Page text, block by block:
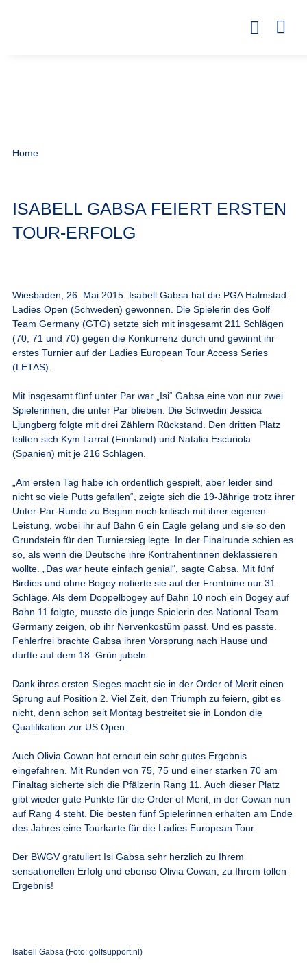
Home
ISABELL GABSA FEIERT ERSTEN
TOUR-ERFOLG
Wiesbaden, 26. Mai 2015. Isabell Gabsa hat die PGA Halmstad
Ladies Open (Schweden) gewonnen. Die Spielerin des Golf
Team Germany (GTG) setzte sich mit insgesamt 211 Schlägen
(70, 71 und 70) gegen die Konkurrenz durch und gewinnt ihr
erstes Turnier auf der Ladies European Tour Access Series
(LETAS).
Mit insgesamt fünf unter Par war „Isi“ Gabsa eine von nur zwei
Spielerinnen, die unter Par blieben. Die Schwedin Jessica
Ljungberg folgte mit drei Zählern Rückstand. Den dritten Platz
teilten sich Kym Larrat (Finnland) und Natalia Escuriola
(Spanien) mit je 216 Schlägen.
„Am ersten Tag habe ich ordentlich gespielt, aber leider sind
nicht so viele Putts gefallen“, zeigte sich die 19-Jährige trotz ihrer
Unter-Par-Runde zu Beginn noch kritisch mit ihrer eigenen
Leistung, wobei ihr auf Bahn 6 ein Eagle gelang und sie so den
Grundstein für den Turniersieg legte. In der Finalrunde schien es
so, als wenn die Deutsche ihre Kontrahentinnen deklassieren
wollte. „Das war heute einfach genial“, sagte Gabsa. Mit fünf
Birdies und ohne Bogey notierte sie auf der Frontnine nur 31
Schläge. Als dem Doppelbogey auf Bahn 10 noch ein Bogey auf
Bahn 11 folgte, musste die junge Spielerin des National Team
Germany zeigen, ob ihr Nervenkostüm passt. Und es passte.
Fehlerfrei brachte Gabsa ihren Vorsprung nach Hause und
durfte auf dem 18. Grün jubeln.
Dank ihres ersten Sieges macht sie in der Order of Merit einen
Sprung auf Position 2. Viel Zeit, den Triumph zu feiern, gibt es
nicht, denn schon seit Montag bestreitet sie in London die
Qualifikation zur US Open.
Auch Olivia Cowan hat erneut ein sehr gutes Ergebnis
eingefahren. Mit Runden von 75, 75 und einer starken 70 am
Finaltag sicherte sich die Pfälzerin Rang 11. Auch dieser Platz
gibt wieder gute Punkte für die Order of Merit, in der Cowan nun
auf Rang 4 steht. Die besten fünf Spielerinnen erhalten am Ende
des Jahres eine Tourkarte für die Ladies European Tour.
Der BWGV gratuliert Isi Gabsa sehr herzlich zu Ihrem
sensationellen Erfolg und ebenso Olivia Cowan, zu Ihrem tollen
Ergebnis!
Isabell Gabsa (Foto: golfsupport.nl)